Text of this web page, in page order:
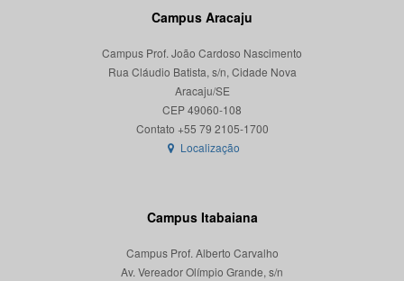
Campus Aracaju
Campus Prof. João Cardoso Nascimento
Rua Cláudio Batista, s/n, Cidade Nova
Aracaju/SE
CEP 49060-108
Localização
Campus Itabaiana
Campus Prof. Alberto Carvalho
Av. Vereador Olímpio Grande, s/n